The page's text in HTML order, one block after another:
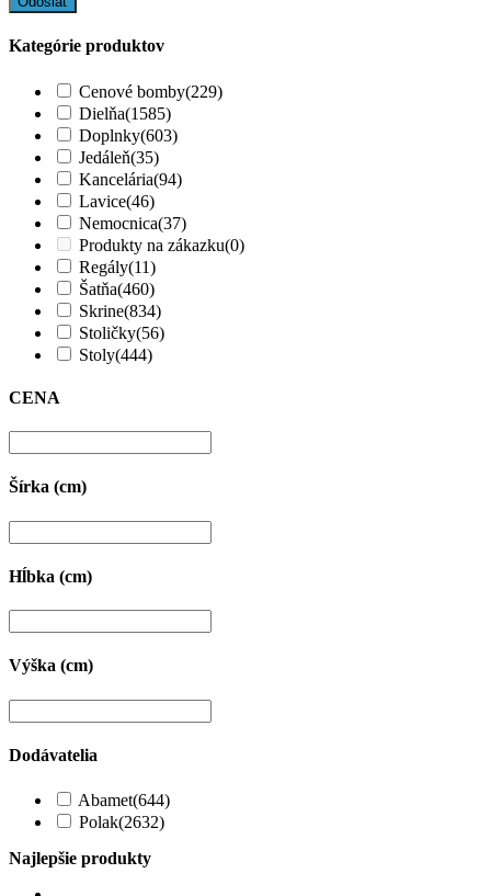
Kategórie produktov
Cenové bomby(229)
Dielňa(1585)
Doplnky(603)
Jedáleň(35)
Kancelária(94)
Lavice(46)
Nemocnica(37)
Produkty na zákazku(0)
Regály(11)
Šatňa(460)
Skrine(834)
Stoličky(56)
Stoly(444)
CENA
Šírka (cm)
Hĺbka (cm)
Výška (cm)
Dodávatelia
Abamet(644)
Polak(2632)
Najlepšie produkty